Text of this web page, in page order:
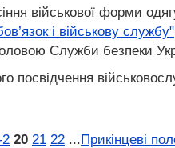
військової форми
і військову службу"
Служби безпеки
посвідчення
20 21 22 ...Прикінцеві